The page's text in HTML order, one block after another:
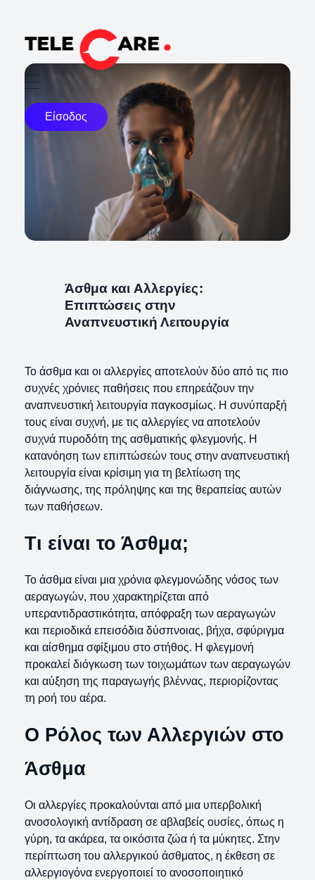
TELECARE
TELECARE | Ιατροί, νοσηλευτές & πραγματικές εξετάσεις σε λίγα λεπτά
Είσοδος
Άσθμα και Αλλεργίες:
Επιπτώσεις στην
Αναπνευστική Λειτουργία
Το άσθμα και οι αλλεργίες αποτελούν δύο από τις πιο
συχνές χρόνιες παθήσεις που επηρεάζουν την
αναπνευστική λειτουργία παγκοσμίως. Η συνύπαρξή
τους είναι συχνή, με τις αλλεργίες να αποτελούν
συχνά πυροδότη της ασθματικής φλεγμονής. Η
κατανόηση των επιπτώσεών τους στην αναπνευστική
λειτουργία είναι κρίσιμη για τη βελτίωση της
διάγνωσης, της πρόληψης και της θεραπείας αυτών
των παθήσεων.
Τι είναι το Άσθμα;
Το άσθμα είναι μια χρόνια φλεγμονώδης νόσος των
αεραγωγών, που χαρακτηρίζεται από
υπεραντιδραστικότητα, απόφραξη των αεραγωγών
και περιοδικά επεισόδια δύσπνοιας, βήχα, σφύριγμα
και αίσθημα σφίξιμου στο στήθος. Η φλεγμονή
προκαλεί διόγκωση των τοιχωμάτων των αεραγωγών
και αύξηση της παραγωγής βλέννας, περιορίζοντας
τη ροή του αέρα.
Ο Ρόλος των Αλλεργιών στο
Άσθμα
Οι αλλεργίες προκαλούνται από μια υπερβολική
ανοσολογική αντίδραση σε αβλαβείς ουσίες, όπως η
γύρη, τα ακάρεα, τα οικόσιτα ζώα ή τα μύκητες. Στην
περίπτωση του αλλεργικού άσθματος, η έκθεση σε
αλλεργιογόνα ενεργοποιεί το ανοσοποιητικό